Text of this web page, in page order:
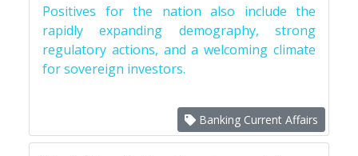
Positives for the nation also include the
rapidly expanding demography, strong
regulatory actions, and a welcoming climate
for sovereign investors.
Banking Current Affairs